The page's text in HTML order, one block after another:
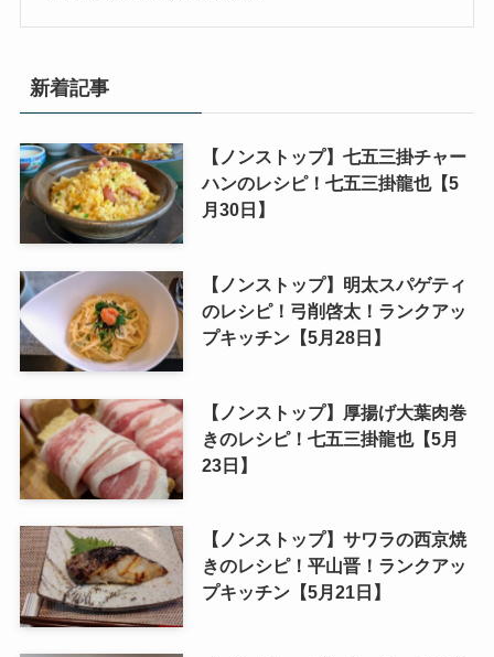
新着記事
【ノンストップ】七五三掛チャー
ハンのレシピ！七五三掛龍也【5
月30日】
【ノンストップ】明太スパゲティ
のレシピ！弓削啓太！ランクアッ
プキッチン【5月28日】
【ノンストップ】厚揚げ大葉肉巻
きのレシピ！七五三掛龍也【5月
23日】
【ノンストップ】サワラの西京焼
きのレシピ！平山晋！ランクアッ
プキッチン【5月21日】